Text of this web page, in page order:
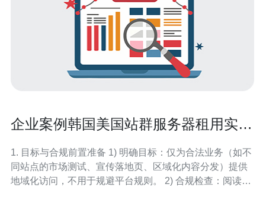
企业案例韩国美国站群服务器租用实现
1. 目标与合规前置准备 1) 明确目标：仅为合法业务（如不
同站点的市场测试、宣传落地页、区域化内容分发）提供
地域化访问，不用于规避平台规则。 2) 合规检查：阅读